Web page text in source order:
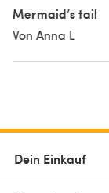
Mermaid’s tail
Von Anna L
Dein Einkauf